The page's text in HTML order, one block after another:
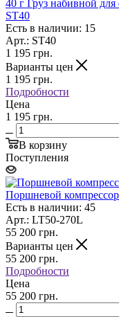
40 г Груз набивной
ST40
Есть в наличии: 15
Арт.: ST40
1 195 грн.
Варианты цен
1 195 грн.
Подробности
Цена
1 195 грн.
В корзину
Поступления
Поршневой
Есть в наличии: 45
Арт.: LT50-270L
55 200 грн.
Варианты цен
55 200 грн.
Подробности
Цена
55 200 грн.